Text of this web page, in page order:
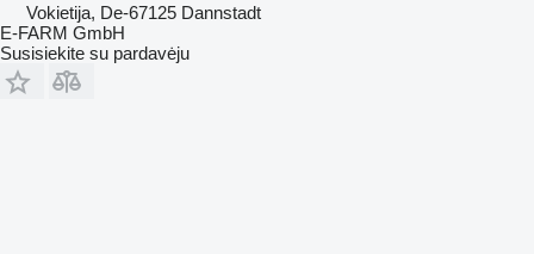
Vokietija, De-67125 Dannstadt
E-FARM GmbH
Susisiekite su pardavėju